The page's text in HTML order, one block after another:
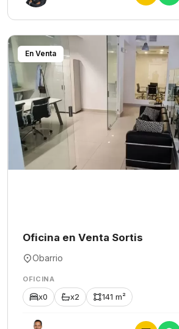
En Venta
Oficina en Venta Sortis
Obarrio
OFICINA
x0 x2 141 m²